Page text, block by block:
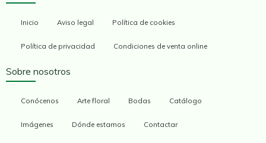
Inicio Aviso legal Política de cookies
Política de privacidad Condiciones de venta online
Sobre nosotros
Conócenos Arte floral Bodas Catálogo
Imágenes Dónde estamos Contactar